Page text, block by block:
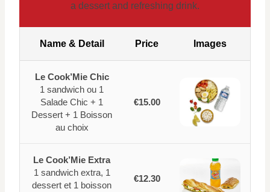
a dessert and refreshing drink.
Name & Detail Price Images
Le Cook’Mie Chic
1 sandwich ou 1
Salade Chic + 1
Dessert + 1 Boisson
au choix
€15.00
Le Cook’Mie Extra
1 sandwich extra, 1
dessert et 1 boisson
€12.30